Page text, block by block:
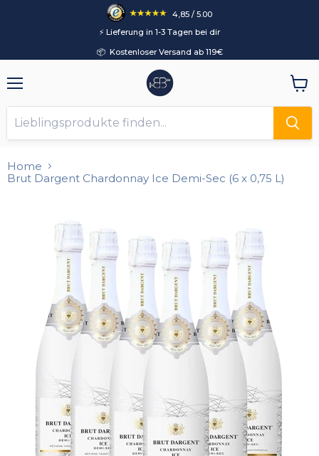
4,85 / 5.00
⚡️ Lieferung in 1-3 Tagen bei dir
📦 Kostenloser Versand ab 119€
Home
Brut Dargent Chardonnay Ice Demi-Sec (6 x 0,75 L)